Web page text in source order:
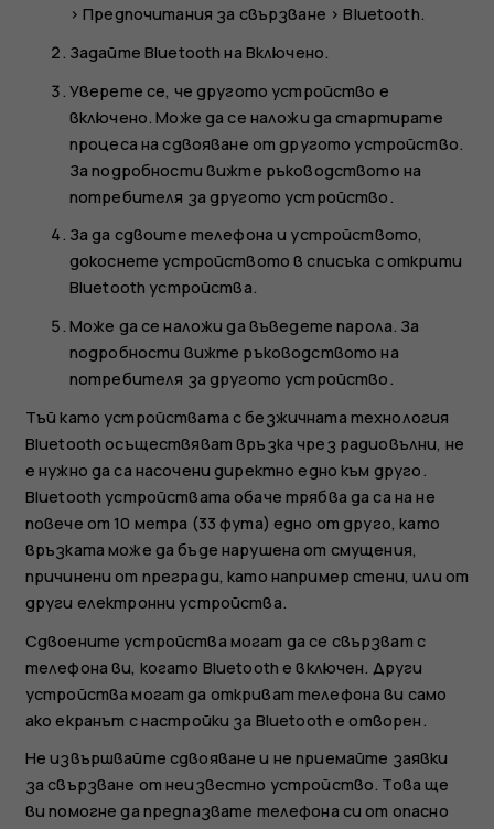
>Предпочитания за свързване >Bluetooth.
ЗадайтеBluetooth на Включено.
Уверете се, че другото устройство е
включено. Може да се наложи да стартирате
процеса на сдвояване от другото устройство.
За подробности вижте ръководството на
потребителя за другото устройство.
За да сдвоите телефона и устройството,
докоснете устройството в списъка с открити
Bluetooth устройства.
Може да се наложи да въведете парола. За
подробности вижте ръководството на
потребителя за другото устройство.
Тъй като устройствата с безжичната технология
Bluetooth осъществяват връзка чрез радиовълни, не
е нужно да са насочени директно едно към друго.
Bluetooth устройствата обаче трябва да са на не
повече от 10 метра (33 фута) едно от друго, като
връзката може да бъде нарушена от смущения,
причинени от прегради, като например стени, или от
други електронни устройства.
Сдвоените устройства могат да се свързват с
телефона ви, когато Bluetooth е включен. Други
устройства могат да откриват телефона ви само
ако екранът с настройки за Bluetooth е отворен.
Не извършвайте сдвояване и не приемайте заявки
за свързване от неизвестно устройство. Това ще
ви помогне да предпазвате телефона си от опасно